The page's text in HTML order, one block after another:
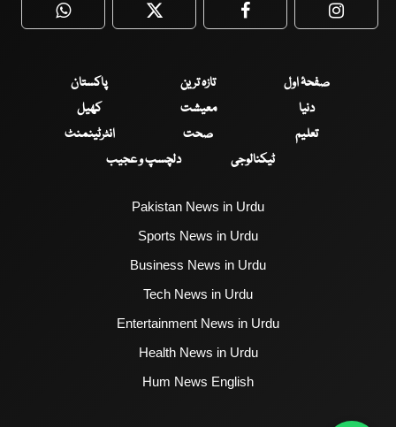
WhatsApp Twitter Facebook
صفحۂ اول تازہ ترین
پاکستان
دنیا
معیشت
کھیل
تعلیم
صحت
انٹرٹینمنٹ
ٹیکنالوجی
دلچسپ و عجیب
Pakistan News in Urdu
Sports News in Urdu
Business News in Urdu
Tech News in Urdu
Entertainment News in Urdu
Health News in Urdu
Hum News English